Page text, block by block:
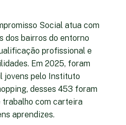
Social atua com
dos bairros do entorno
profissional e
Em 2025, foram
jovens pelo Instituto
desses 453 foram
trabalho com carteira
aprendizes.